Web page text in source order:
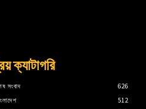
ক্যাটাগরি
সংবাদ
626
512